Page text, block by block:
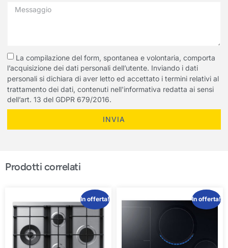
La compilazione del form, spontanea e volontaria, comporta
l’acquisizione dei dati personali dell’utente. Inviando i dati
personali si dichiara di aver letto ed accettato i termini relativi al
trattamento dei dati, contenuti nell'informativa redatta ai sensi
dell’art. 13 del GDPR 679/2016.
INVIA
Prodotti correlati
In offerta! In offerta!